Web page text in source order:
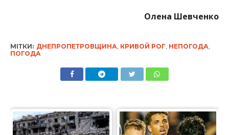
Олена Шевченко
МІТКИ: ДНЕПРОПЕТРОВЩИНА КРИВОЙ РОГ НЕПОГОДА
ПОГОДА